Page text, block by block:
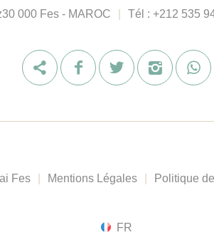
30 000 Fes - MAROC Tél : +212 535
Fes Mentions Légales Politique
FR